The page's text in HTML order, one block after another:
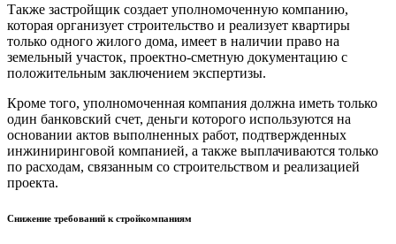
Также застройщик создает уполномоченную компанию,
которая организует строительство и реализует квартиры
только одного жилого дома, имеет в наличии право на
земельный участок, проектно-сметную документацию с
положительным заключением экспертизы.
Кроме того, уполномоченная компания должна иметь только
один банковский счет, деньги которого используются на
основании актов выполненных работ, подтвержденных
инжиниринговой компанией, а также выплачиваются только
по расходам, связанным со строительством и реализацией
проекта.
Снижение требований к стройкомпаниям